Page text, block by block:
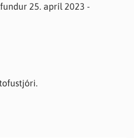
25. apríl 2023 -